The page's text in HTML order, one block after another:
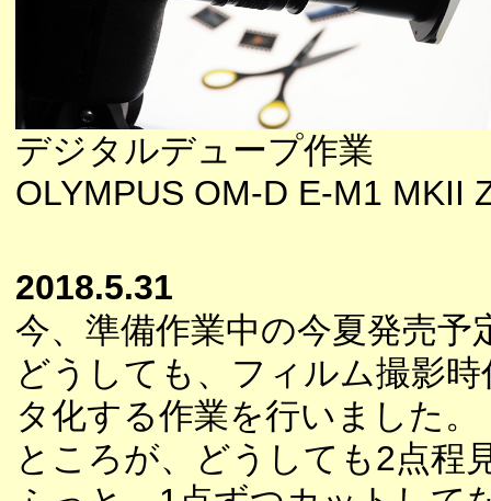
デジタルデュープ作業
OLYMPUS OM-D E-M1 MKII
2018.5.31
今、準備作業中の今夏発売予
どうしても、フィルム撮影
タ化する作業を行いました。
ところが、どうしても2点程